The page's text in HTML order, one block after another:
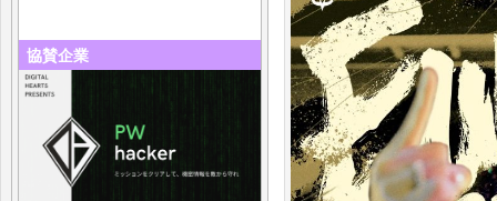
協賛企業